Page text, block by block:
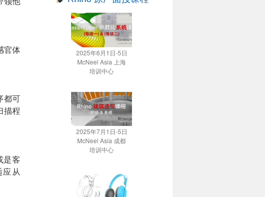
官体
都可
描程
是客
应从
2025年6月1日-5日
McNeel Asia 上海
培训中心
2025年7月1日-5日
McNeel Asia 成都
培训中心